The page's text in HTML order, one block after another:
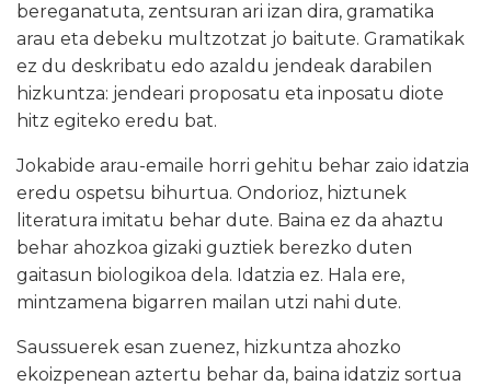
bereganatuta, zentsuran ari izan dira, gramatika
arau eta debeku multzotzat jo baitute. Gramatikak
ez du deskribatu edo azaldu jendeak darabilen
hizkuntza: jendeari proposatu eta inposatu diote
hitz egiteko eredu bat.
Jokabide arau-emaile horri gehitu behar zaio idatzia
eredu ospetsu bihurtua. Ondorioz, hiztunek
literatura imitatu behar dute. Baina ez da ahaztu
behar ahozkoa gizaki guztiek berezko duten
gaitasun biologikoa dela. Idatzia ez. Hala ere,
mintzamena bigarren mailan utzi nahi dute.
Saussuerek esan zuenez, hizkuntza ahozko
ekoizpenean aztertu behar da, baina idatziz sortua